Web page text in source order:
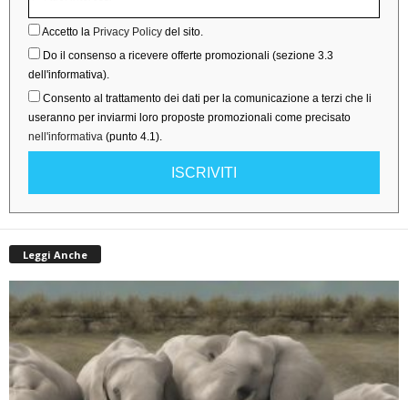
Accetto la Privacy Policy del sito.
Do il consenso a ricevere offerte promozionali (sezione 3.3
dell'informativa).
Consento al trattamento dei dati per la comunicazione a terzi che li
useranno per inviarmi loro proposte promozionali come precisato
nell'informativa (punto 4.1).
ISCRIVITI
Leggi Anche